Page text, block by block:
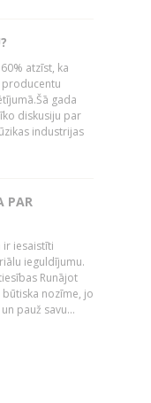
atzīst, ka
gada
diskusiju par
industrijas
PAR
ir iesaistīti
ieguldījumu.
Runājot
nozīme, jo
pauž savu...